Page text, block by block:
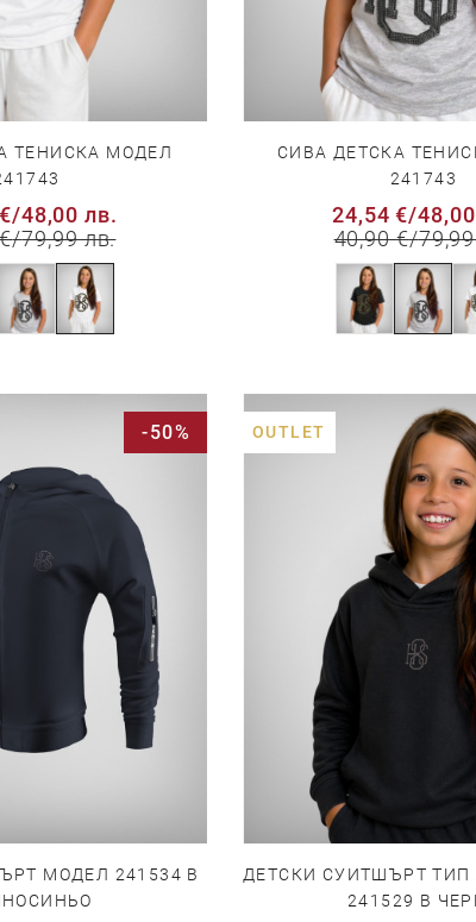
ТЕНИСКА МОДЕЛ
/48,00 лв.
/79,99 лв.
СИВА ДЕТСКА
241743
24,54 €/
40,90 €/
-50%
МОДЕЛ 241534 В
OUTLET
ДЕТСКИ СУИТШЪРТ ТИП
241529 В